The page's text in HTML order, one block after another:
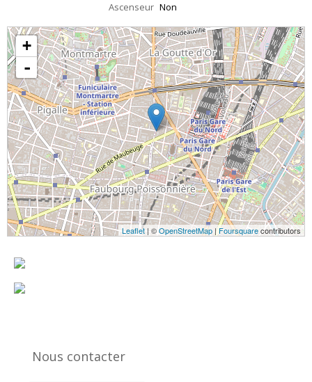
Ascenseur Non
+
-
Leaflet | ©OpenStreetMap |Foursquarecontributors
Nous contacter